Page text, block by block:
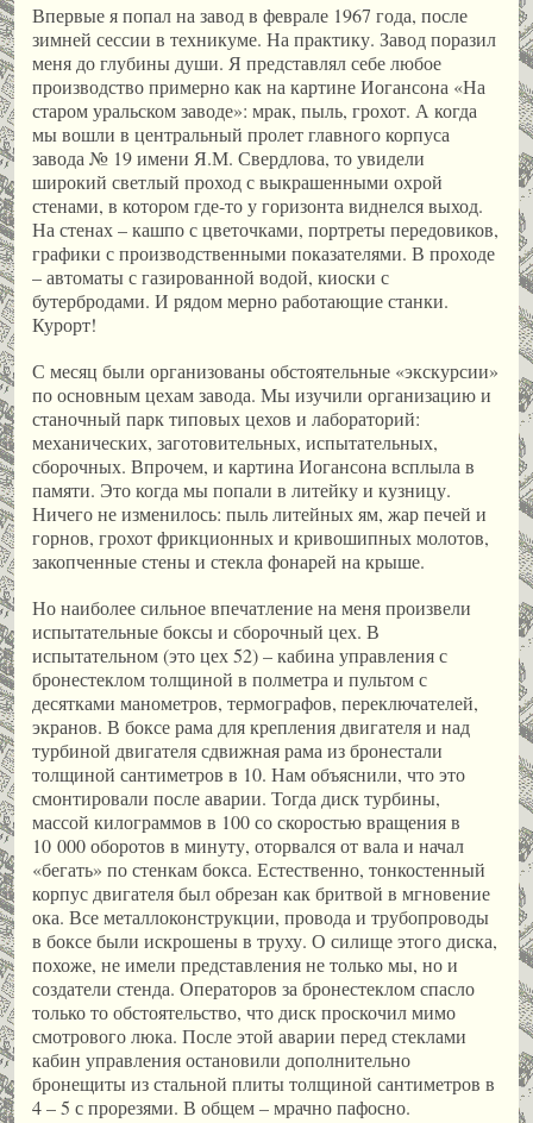
Впервые я попал на завод в феврале 1967 года, после
зимней сессии в техникуме. На практику. Завод поразил
меня до глубины души. Я представлял себе любое
производство примерно как на картине Иогансона «На
старом уральском заводе»: мрак, пыль, грохот. А когда
мы вошли в центральный пролет главного корпуса
завода № 19 имени Я.М. Свердлова, то увидели
широкий светлый проход с выкрашенными охрой
стенами, в котором где-то у горизонта виднелся выход.
На стенах – кашпо с цветочками, портреты передовиков,
графики с производственными показателями. В проходе
– автоматы с газированной водой, киоски с
бутербродами. И рядом мерно работающие станки.
Курорт!
С месяц были организованы обстоятельные «экскурсии»
по основным цехам завода. Мы изучили организацию и
станочный парк типовых цехов и лабораторий:
механических, заготовительных, испытательных,
сборочных. Впрочем, и картина Иогансона всплыла в
памяти. Это когда мы попали в литейку и кузницу.
Ничего не изменилось: пыль литейных ям, жар печей и
горнов, грохот фрикционных и кривошипных молотов,
закопченные стены и стекла фонарей на крыше.
Но наиболее сильное впечатление на меня произвели
испытательные боксы и сборочный цех. В
испытательном (это цех 52) – кабина управления с
бронестеклом толщиной в полметра и пультом с
десятками манометров, термографов, переключателей,
экранов. В боксе рама для крепления двигателя и над
турбиной двигателя сдвижная рама из бронестали
толщиной сантиметров в 10. Нам объяснили, что это
смонтировали после аварии. Тогда диск турбины,
массой килограммов в 100 со скоростью вращения в
10 000 оборотов в минуту, оторвался от вала и начал
«бегать» по стенкам бокса. Естественно, тонкостенный
корпус двигателя был обрезан как бритвой в мгновение
ока. Все металлоконструкции, провода и трубопроводы
в боксе были искрошены в труху. О силище этого диска,
похоже, не имели представления не только мы, но и
создатели стенда. Операторов за бронестеклом спасло
только то обстоятельство, что диск проскочил мимо
смотрового люка. После этой аварии перед стеклами
кабин управления остановили дополнительно
бронещиты из стальной плиты толщиной сантиметров в
4 – 5 с прорезями. В общем – мрачно пафосно.